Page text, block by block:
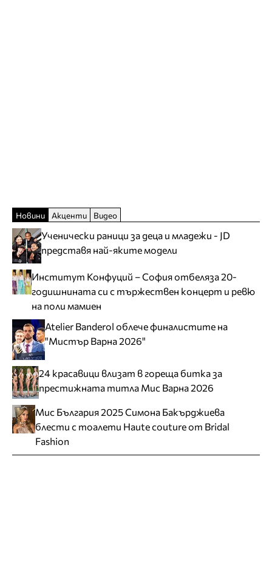
Новини Акценти Видео
Ученически раници за деца и младежи - JD
представя най-яките модели
Институт Конфуций – София отбеляза 20-
годишнината си с тържествен концерт и ревю
на поли мамиен
Atelier Banderol облече финалистите на
"Мистър Варна 2026"
24 красавици влизат в гореща битка за
престижната титла Мис Варна 2026
Мис България 2025 Симона Бакърджиева
блести с тоалети Haute couture от Bridal
Fashion